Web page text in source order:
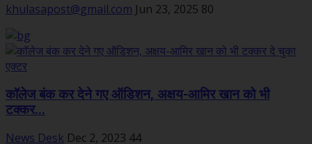
khulasapost@gmail.com Jun 23, 2025 80
कॉलेज बंक कर देने गए ऑडिशन, अक्षय-आमिर खान को भी
टक्कर...
News Desk Dec 2, 2023 44